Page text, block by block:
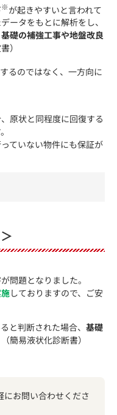
※が起きやすいと言われて
ータをもとに解析をし、
礎の補強工事や地盤改良
）
るのではなく、一方向に
原状と同程度に回復する
ていない物件にも保証が
問題となりました。
しておりますので、ご安
と判断された場合、 基礎
簡易液状化診断書）
にお問い合わせくださ